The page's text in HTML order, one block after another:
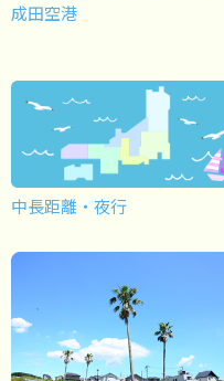
成田空港
中長距離・夜行